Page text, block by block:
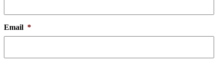
Email *